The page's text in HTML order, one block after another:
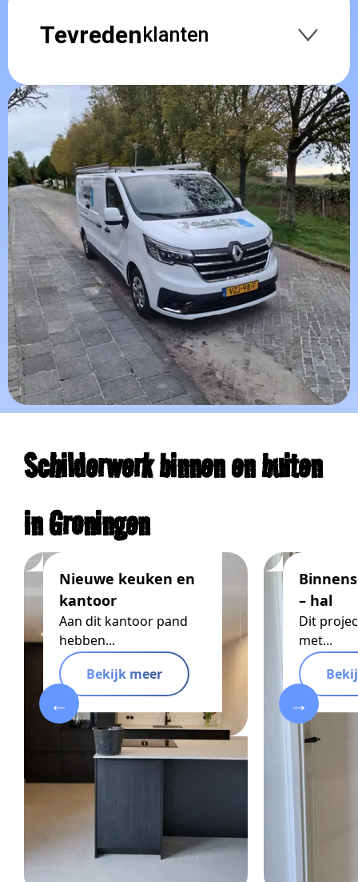
Tevreden klanten
Schilderwerk binnen en buiten
in Groningen
Nieuwe keuken en
kantoor
Aan dit kantoor pand
hebben...
Bekijk meer
– hal
Dit
met...